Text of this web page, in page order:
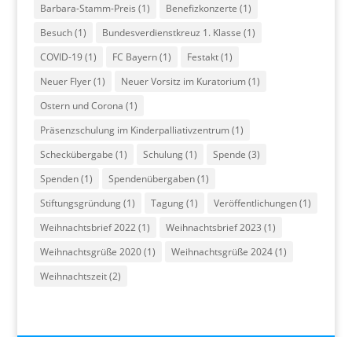
Barbara-Stamm-Preis (1) Benefizkonzerte (1)
Besuch(1) Bundesverdienstkreuz 1. Klasse (1)
COVID-19(1) FC Bayern(1) Festakt(1)
Neuer Flyer(1) Neuer Vorsitz im Kuratorium(1)
Ostern und Corona (1)
Präsenzschulung im Kinderpalliativzentrum(1)
Scheckübergabe (1) Schulung(1) Spende (3)
Spenden(1) Spendenübergaben(1)
Stiftungsgründung(1) Tagung(1) Veröffentlichungen(1)
Weihnachtsbrief 2022(1) Weihnachtsbrief 2023 (1)
Weihnachtsgrüße 2020(1) Weihnachtsgrüße 2024(1)
Weihnachtszeit(2)